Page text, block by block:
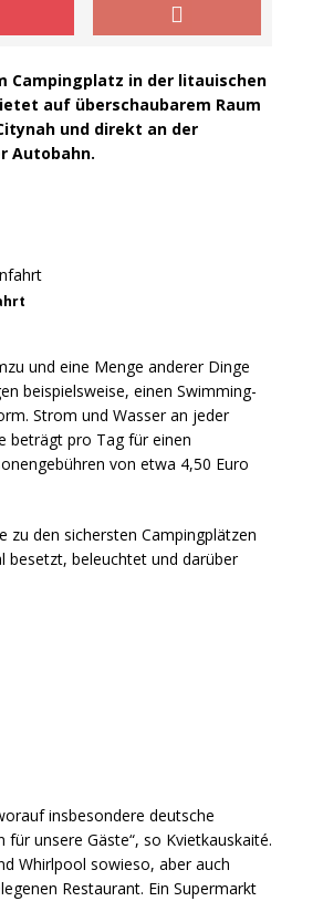
Campingplatz in der litauischen
auf überschaubarem Raum
und direkt an der
Autobahn.
und eine Menge anderer Dinge
beispielsweise, einen Swimming-
Strom und Wasser an jeder
beträgt pro Tag für einen
von etwa 4,50 Euro
zu den sichersten Campingplätzen
besetzt, beleuchtet und darüber
insbesondere deutsche
unsere Gäste“, so Kvietkauskaité.
Whirlpool sowieso, aber auch
Restaurant. Ein Supermarkt